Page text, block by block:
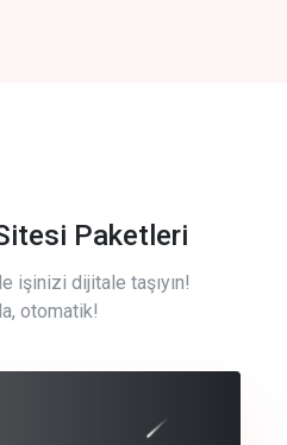
Paketleri
işinizi dijitale taşıyın!
otomatik!